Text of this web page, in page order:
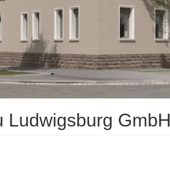
Ludwigsburg GmbH